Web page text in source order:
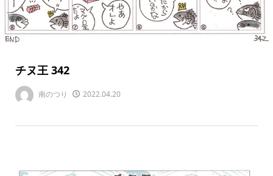
チヌ王 342
南のつり 2022.04.20